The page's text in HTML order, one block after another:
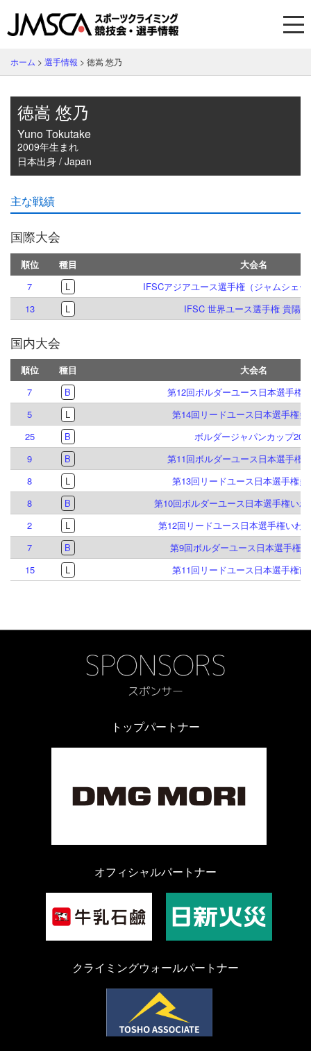
ホーム > 選手情報 > 徳嵩 悠乃
徳嵩 悠乃
Yuno Tokutake
2009年生まれ
日本出身 / Japan
主な戦績
国際大会
順位 種目
大会名
7
L
IFSCアジアユース選手権（ジャムシェ
13
L IFSC 世界ユース選手権 貴陽
国内大会
順位 種目
大会名
7
B
第12回ボルダーユース日本選手権
5
L
第14回リードユース日本選手権多
25
B
ボルダージャパンカップ
9
B
第11回ボルダーユース日本選手権
8
L
第13回リードユース日本選手権多
8
B
第10回ボルダーユース日本選手権い
2
L
第12回リードユース日本選手権いわ
7
B
第9回ボルダーユース日本選手権
15
L 第11回リードユース日本選手権南
トップパートナー
オフィシャルパートナー
クライミングウォールパートナー